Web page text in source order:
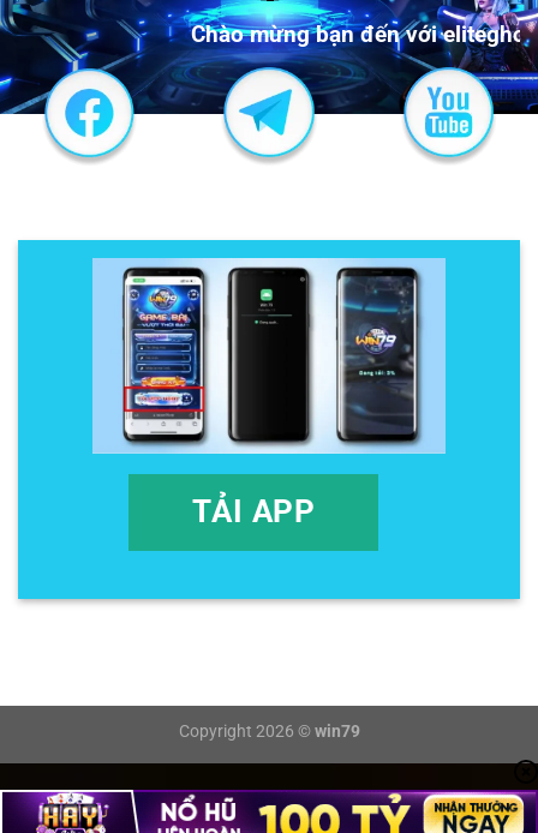
Chào mừng bạn đến với eliteghost.io!
TẢI APP
Copyright 2026 © win79